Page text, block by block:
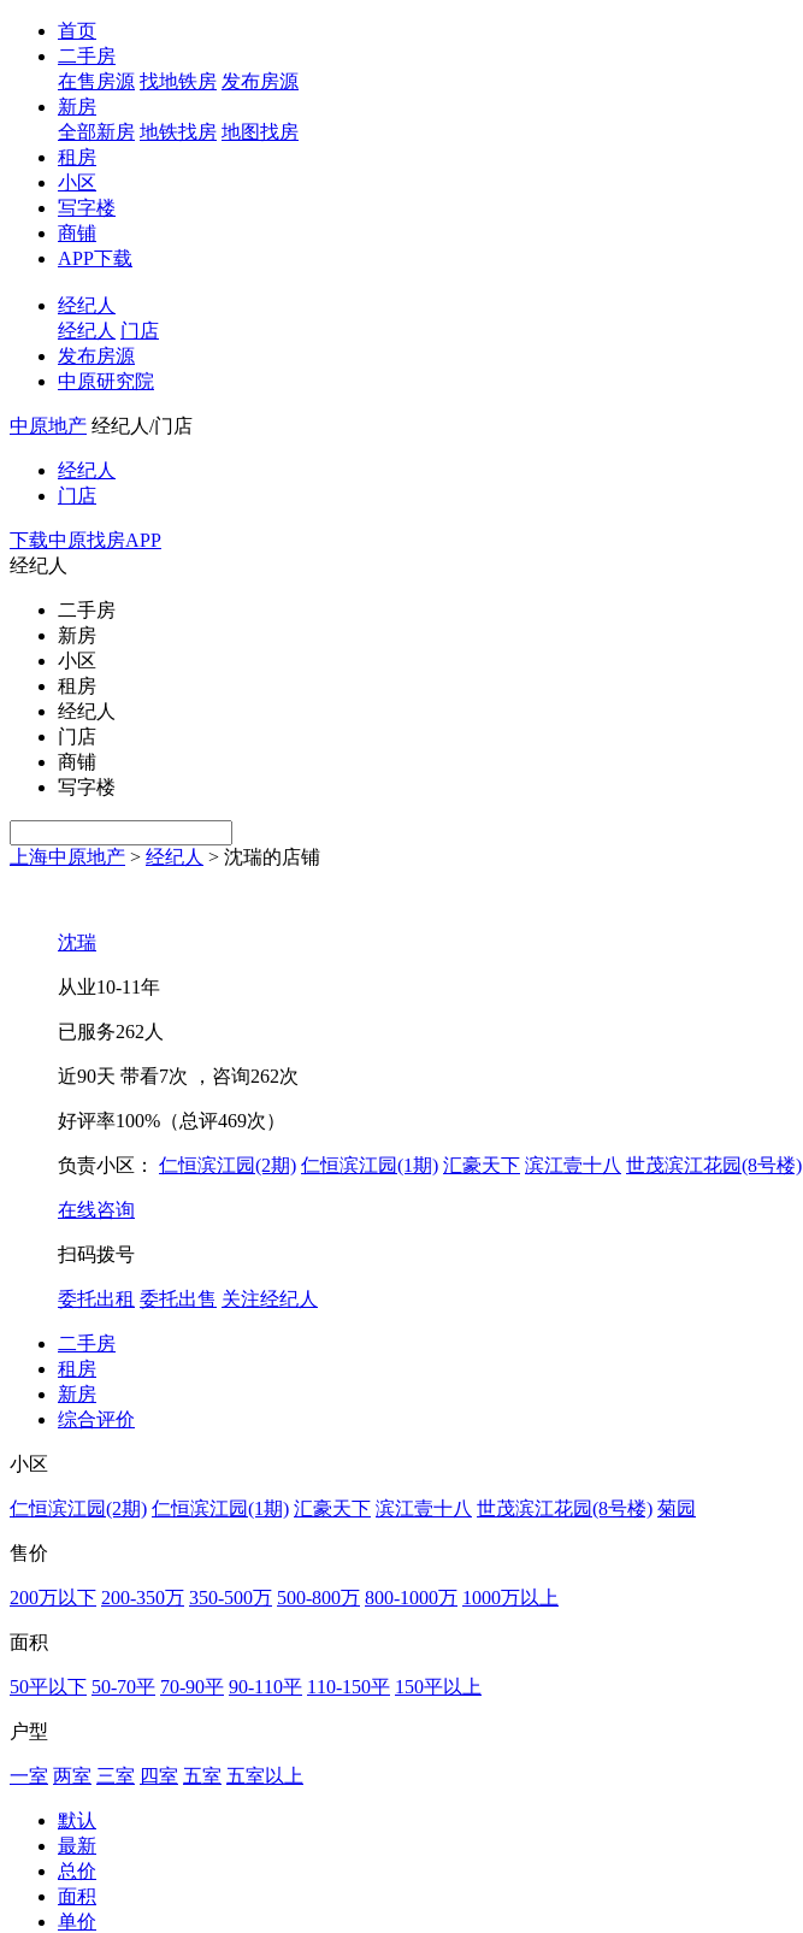
首页
二手房
在售房源 找地铁房 发布房源
新房
全部新房 地铁找房 地图找房
租房
小区
写字楼
商铺
APP下载
经纪人
经纪人 门店
发布房源
中原研究院
中原地产 经纪人/门店
经纪人
门店
下载中原找房APP
经纪人
二手房
新房
小区
租房
经纪人
门店
商铺
写字楼
上海中原地产 > 经纪人 > 沈瑞的店铺
沈瑞
从业10-11年
已服务262 人
近90天 带看7次 ，咨询262次
好评率100% （总评469次）
负责小区： 仁恒滨江园(2期) 仁恒滨江园(1期) 汇豪天下 滨江壹十八 世茂滨江花园(8号楼)
在线咨询
扫码拨号
委托出租 委托出售 关注经纪人
二手房
租房
新房
综合评价
小区
仁恒滨江园(2期) 仁恒滨江园(1期) 汇豪天下 滨江壹十八 世茂滨江花园(8号楼) 菊园
售价
200万以下 200-350万 350-500万 500-800万 800-1000万 1000万以上
面积
50平以下 50-70平 70-90平 90-110平 110-150平 150平以上
户型
一室 两室 三室 四室 五室 五室以上
默认
最新
总价
面积
单价